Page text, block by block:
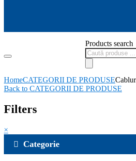
Products search
HomeCATEGORII DE PRODUSE
Back to CATEGORII DE PRODUSE
Filters
×
Categorie